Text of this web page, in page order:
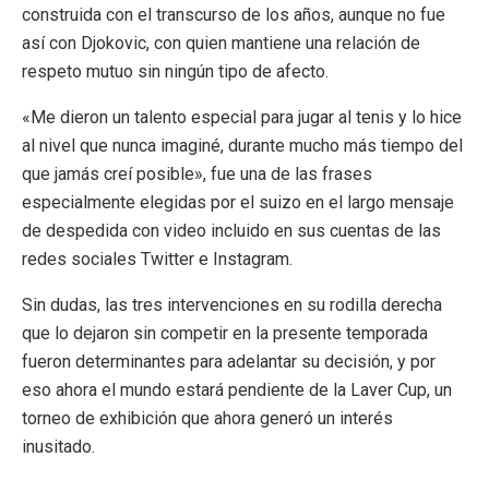
construida con el transcurso de los años, aunque no fue
así con Djokovic, con quien mantiene una relación de
respeto mutuo sin ningún tipo de afecto.
«Me dieron un talento especial para jugar al tenis y lo hice
al nivel que nunca imaginé, durante mucho más tiempo del
que jamás creí posible», fue una de las frases
especialmente elegidas por el suizo en el largo mensaje
de despedida con video incluido en sus cuentas de las
redes sociales Twitter e Instagram.
Sin dudas, las tres intervenciones en su rodilla derecha
que lo dejaron sin competir en la presente temporada
fueron determinantes para adelantar su decisión, y por
eso ahora el mundo estará pendiente de la Laver Cup, un
torneo de exhibición que ahora generó un interés
inusitado.